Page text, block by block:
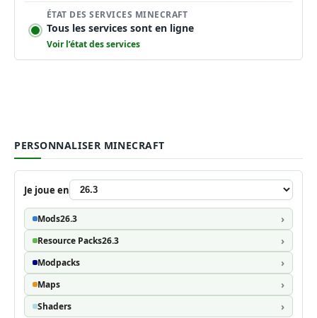
ÉTAT DES SERVICES MINECRAFT
Tous les services sont en ligne
Voir l’état des services
PERSONNALISER MINECRAFT
Je joue en
Mods26.3
Resource Packs26.3
Modpacks
Maps
Shaders